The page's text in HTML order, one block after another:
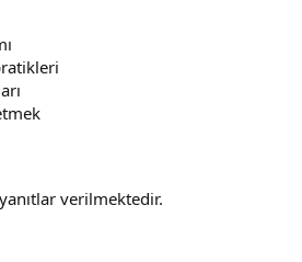
verilmektedir.